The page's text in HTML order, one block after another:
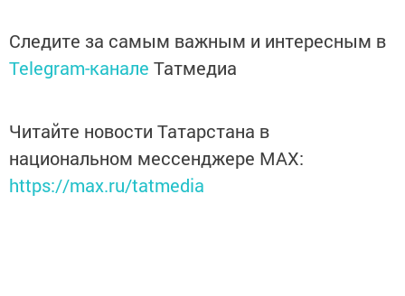
Следите за самым важным и интересным в
Telegram-канале Татмедиа
Читайте новости Татарстана в
национальном мессенджере MАХ:
https://max.ru/tatmedia